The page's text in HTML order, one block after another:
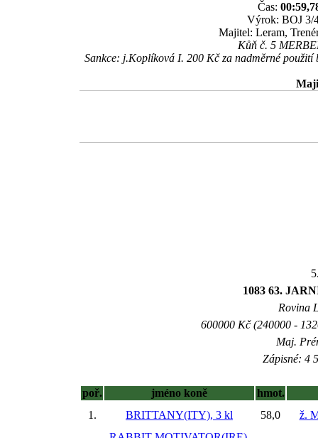
Čas:
Výrok: BOJ 3/
Majitel: Leram,
Kůň č. 5
Sankce: j.Koplíková I. 200 Kč za nadměrné
1083 63.
Rovina
600000 Kč (240000 -
Maj.
Zápisné: 4
poř. jméno koně
hmot.
1.
BRITTANY(ITY), 3 kl 58,0 ž.